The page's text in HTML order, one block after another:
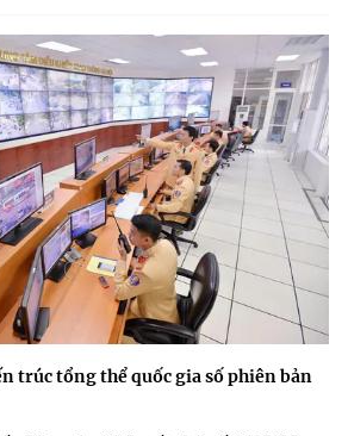
trúc tổng thể quốc gia số phiên bản